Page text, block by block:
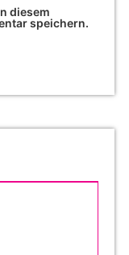
diesem
speichern.